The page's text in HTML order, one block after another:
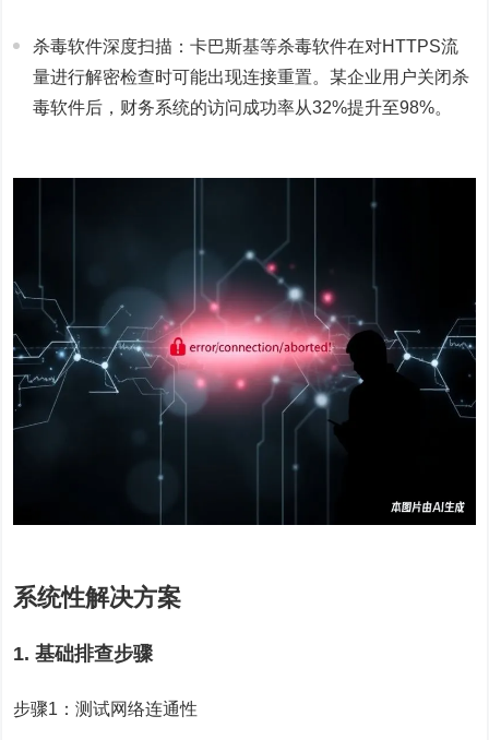
杀毒软件深度扫描：卡巴斯基等杀毒软件在对HTTPS流
量进行解密检查时可能出现连接重置。某企业用户关闭杀
毒软件后，财务系统的访问成功率从32%提升至98%。
系统性解决方案
1. 基础排查步骤
步骤1：测试网络连通性